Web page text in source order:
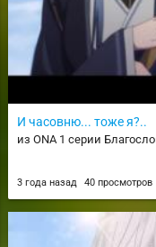
И часовню... тоже я?..
из ONA 1 серии
3 года назад 40 просмотров